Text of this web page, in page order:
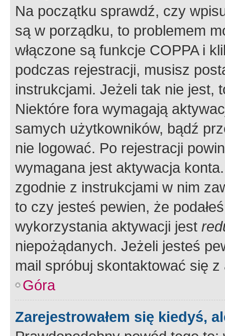
Na początku sprawdź, czy
są w porządku, to problemem
włączone są funkcje COPPA i
podczas rejestracji, musisz
instrukcjami. Jeżeli tak nie jest,
Niektóre fora wymagają
samych użytkowników, bądź
nie logować. Po rejestracji
wymagana jest aktywacja
zgodnie z instrukcjami w nim
to czy jesteś pewien, że
wykorzystania aktywacji jest
niepożądanych. Jeżeli jesteś
mail spróbuj skontaktować się
Góra
Zarejestrowałem się kiedyś,